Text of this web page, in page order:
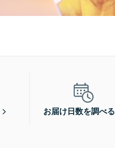
お届け日数を調べる